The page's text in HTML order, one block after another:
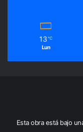
13 ℃
Lun
Esta obra está bajo